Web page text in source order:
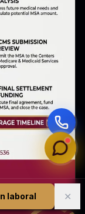
laboral ✕